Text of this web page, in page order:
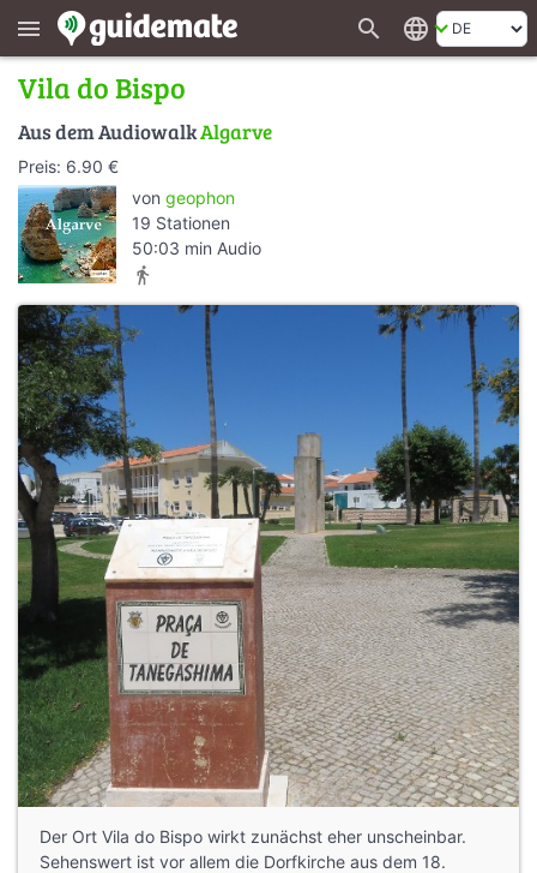
menu search language
Vila do Bispo
Aus dem AudiowalkAlgarve
Preis: 6.90 €
von geophon
19 Stationen
50:03 min Audio
directions_walk
Der Ort Vila do Bispo wirkt zunächst eher unscheinbar.
Sehenswert ist vor allem die Dorfkirche aus dem 18.